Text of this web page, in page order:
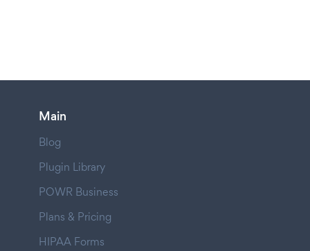
Main
Blog
Plugin Library
POWR Business
Plans & Pricing
HIPAA Forms